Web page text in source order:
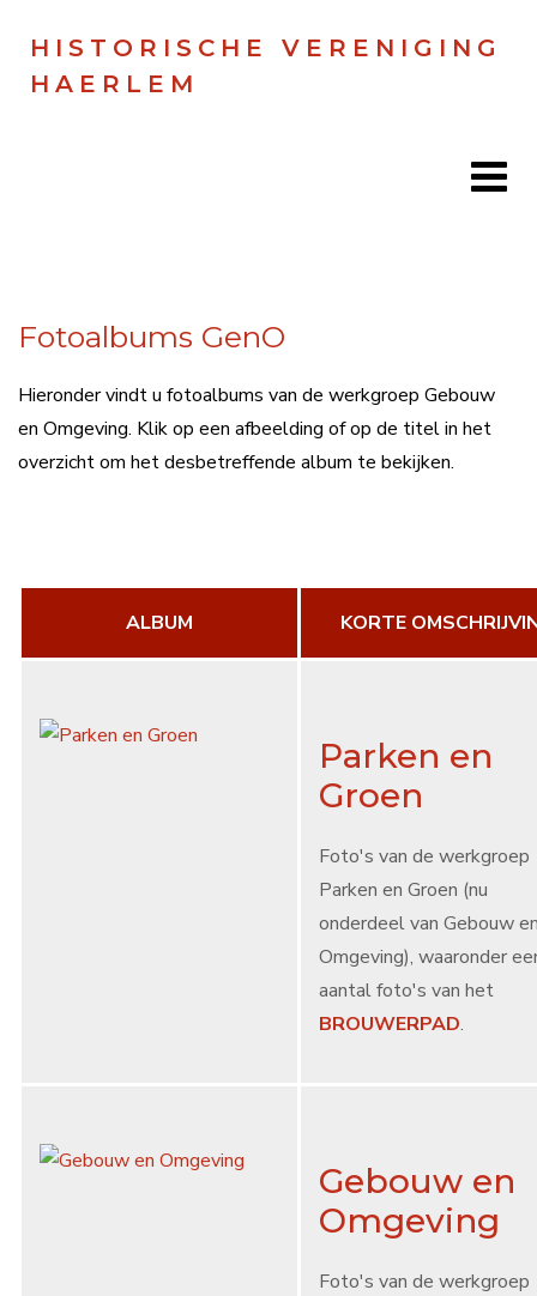
HISTORISCHE VERENIGING
HAERLEM
Doen
Zien
Lezen
Fotoalbums GenO
Hieronder vindt u fotoalbums van de werkgroep Gebouw
en Omgeving. Klik op een afbeelding of op de titel in het
overzicht om het desbetreffende album te bekijken.
ALBUM KORTE
Parken en
Groen
Foto's van de werkgroep
Parken en Groen (nu
onderdeel van Gebouw
Omgeving), waaronder
aantal foto's van het
BROUWERPAD.
Gebouw en
Omgeving
Foto's van de werkgroep